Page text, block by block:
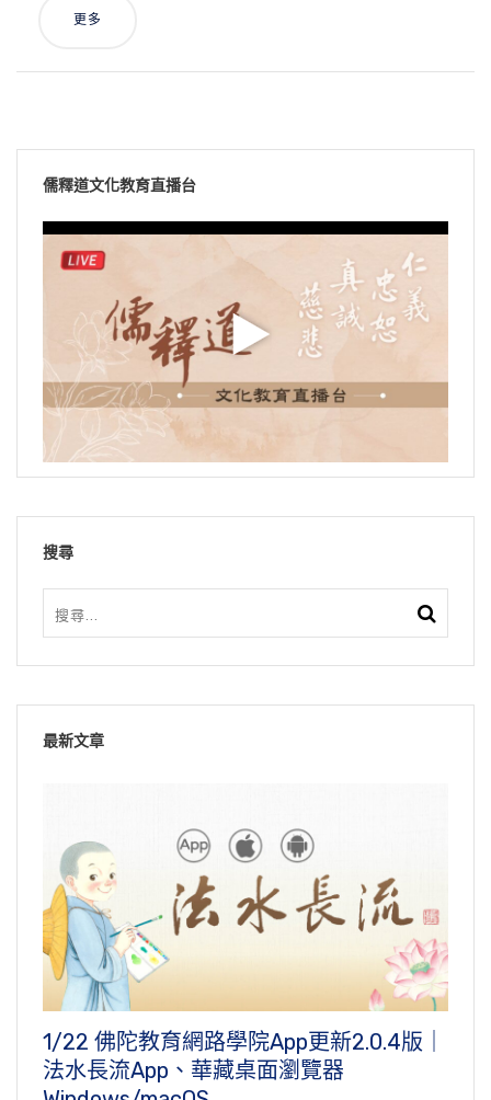
更多
儒釋道文化教育直播台
搜尋
最新文章
1/22 佛陀教育網路學院App更新2.0.4版｜
法水長流App、華藏桌面瀏覽器